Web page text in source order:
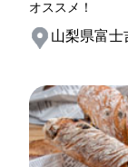
オススメ！
山梨県富士